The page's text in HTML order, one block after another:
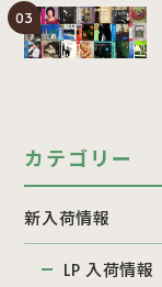
カテゴリー
新入荷情報
LP 入荷情報